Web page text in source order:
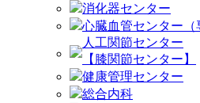
消化器センター
心臓血管センター（
人工関節センター
【膝関節センター】
健康管理センター
総合内科